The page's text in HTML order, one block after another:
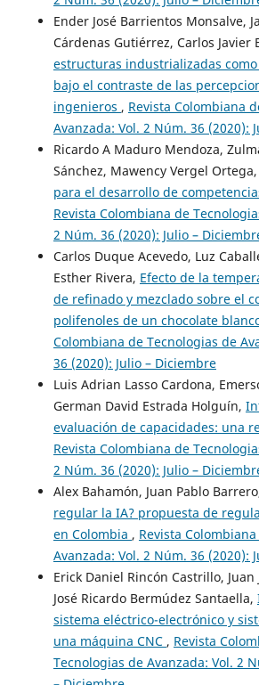
Ender José Barrientos Monsalve,
Cárdenas Gutiérrez, Carlos Javier
estructuras industrializadas
bajo el contraste de las
ingenieros , Revista Colombiana
Avanzada: Vol. 2 Núm. 36 (2020):
Ricardo A Maduro Mendoza,
Sánchez, Mawency Vergel Ortega,
para el desarrollo de
Revista Colombiana de
2 Núm. 36 (2020): Julio –
Carlos Duque Acevedo, Luz
Esther Rivera, Efecto de la
de refinado y mezclado sobre el
polifenoles de un chocolate
Colombiana de Tecnologias de
36 (2020): Julio – Diciembre
Luis Adrian Lasso Cardona,
German David Estrada Holguín,
evaluación de capacidades: una
Revista Colombiana de
2 Núm. 36 (2020): Julio –
Alex Bahamón, Juan Pablo
regular la IA? propuesta de
en Colombia , Revista
Avanzada: Vol. 2 Núm. 36 (2020):
Erick Daniel Rincón Castrillo, Juan
José Ricardo Bermúdez Santaella,
sistema eléctrico-electrónico y
una máquina CNC , Revista
Tecnologias de Avanzada: Vol. 2